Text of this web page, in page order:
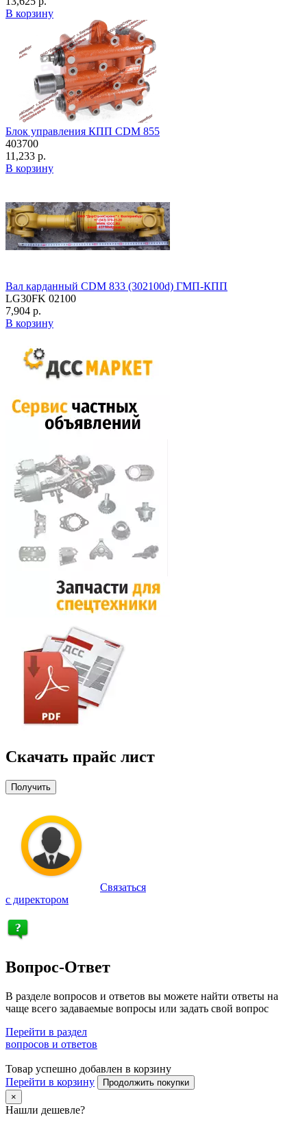
В корзину
Блок управления КПП CDM 855
403700
11,233 р.
В корзину
Вал карданный CDM 833 (302100d) ГМП-КПП
LG30FK 02100
7,904 р.
В корзину
Скачать прайс лист
Получить
Связаться
с директором
Вопрос-Ответ
В разделе вопросов и ответов вы можете найти ответы на
чаще всего задаваемые вопросы или задать свой вопрос
Перейти в раздел
вопросов и ответов
Товар успешно добавлен в корзину
Перейти в корзину
Продолжить покупки
×
Нашли дешевле?